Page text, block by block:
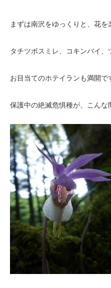
まずは南沢をゆっくりと、花を
タチツボスミレ、コキンバイ、
お目当てのホテイランも満開で
保護中の絶滅危惧種が、こんな